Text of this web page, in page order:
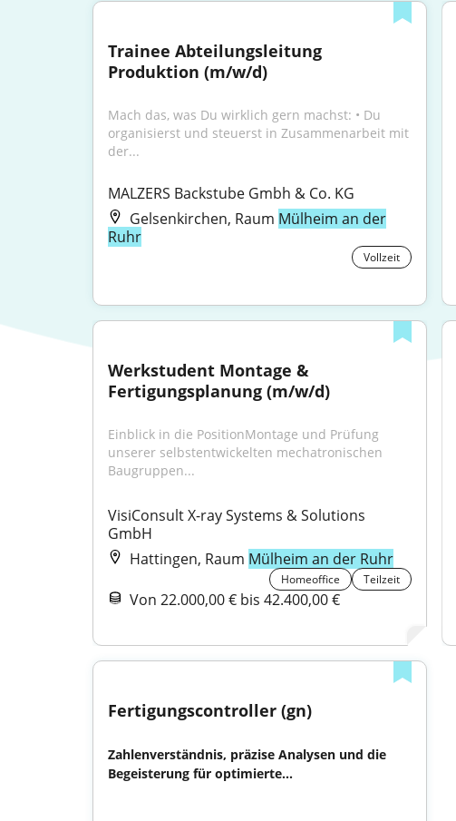
Trainee Abteilungsleitung
Produktion (m/w/d)
Mach das, was Du wirklich gern machst: • Du
organisierst und steuerst in Zusammenarbeit mit
der...
MALZERS Backstube Gmbh & Co. KG
Gelsenkirchen, Raum Mülheim an der
Ruhr
Vollzeit
Werkstudent Montage &
Fertigungsplanung (m/w/d)
Einblick in die PositionMontage und Prüfung
unserer selbstentwickelten mechatronischen
Baugruppen...
VisiConsult X-ray Systems & Solutions
GmbH
Hattingen, Raum Mülheim an der Ruhr
Homeoffice Teilzeit
Von 22.000,00 € bis 42.400,00 €
Fertigungscontroller (gn)
Zahlenverständnis, präzise Analysen und die
Begeisterung für optimierte...